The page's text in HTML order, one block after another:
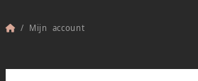
Home
/ Mijn account